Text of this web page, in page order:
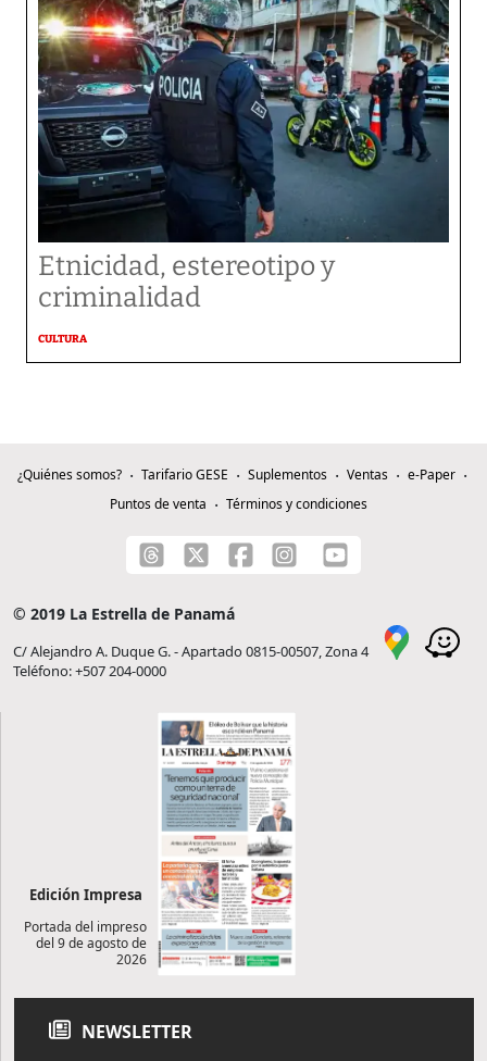
Etnicidad, estereotipo y
criminalidad
CULTURA
¿Quiénes somos? Tarifario GESE Suplementos Ventas
e-Paper
Puntos de venta
Términos y condiciones
© 2019 La Estrella de Panamá
C/ Alejandro A. Duque G. - Apartado 0815-00507, Zona 4
Teléfono: +507 204-0000
Edición Impresa
Portada del impreso
del 9 de agosto de
2026
NEWSLETTER